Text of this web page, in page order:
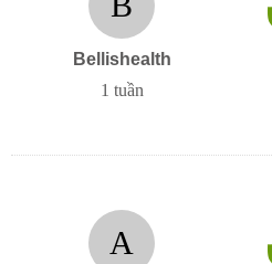
Bellishealth
1 tuần
A